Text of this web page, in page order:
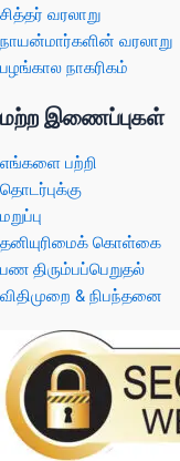
சித்தர் வரலாறு
நாயன்மார்களின் வரலாறு
பழங்கால நாகரிகம்
மற்ற இணைப்புகள்
எங்களை பற்றி
தொடர்புக்கு
மறுப்பு
தனியுரிமைக் கொள்கை
பண திரும்பப்பெறுதல்
விதிமுறை & நிபந்தனை